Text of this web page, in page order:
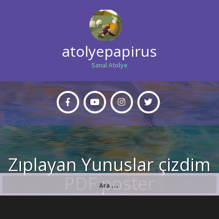
atolyepapirus
Sanal Atolye
Zıplayan Yunuslar çizdim
PDF poster